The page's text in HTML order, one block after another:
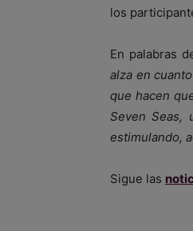
los
En palabras
alza en
que hacen
Seven Seas,
estimulando,
Sigue las